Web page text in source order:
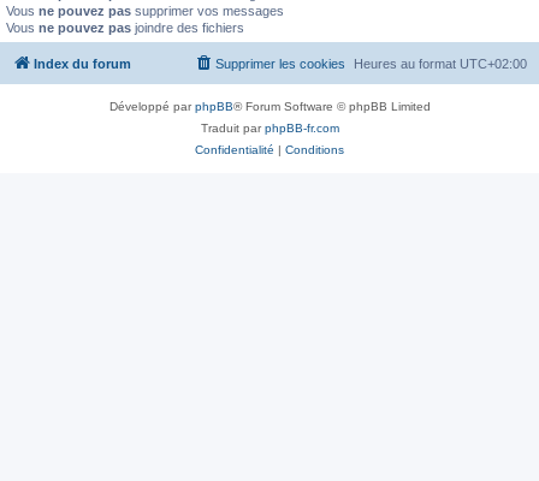
Vous ne pouvez pas supprimer vos messages
Vous ne pouvez pas joindre des fichiers
Index du forum Heures au format UTC+02:00
Supprimer les cookies
Développé parphpBB® Forum Software © phpBB Limited
Traduit parphpBB-fr.com
Confidentialité | Conditions